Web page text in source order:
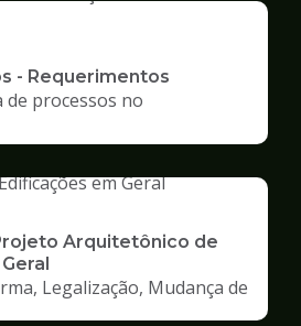
- Requerimentos
processos no
Arquitetônico de
Legalização, Mudança de